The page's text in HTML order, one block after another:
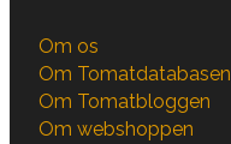
Om os
Om Tomatdatabasen
Om Tomatbloggen
Om webshoppen